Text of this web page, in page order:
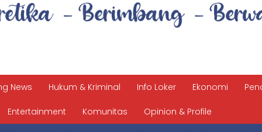
News Hukum & Kriminal Info Loker Ekonomi
Entertainment Komunitas Opinion & Profile